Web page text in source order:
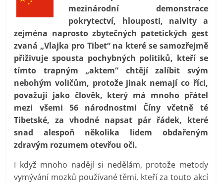
prospívá?
mezinárodní demonstrace
pokrytectví, hlouposti, naivity a
zejména naprosto zbytečných patetických gest
zvaná „Vlajka pro Tibet“ na které se samozřejmě
přiživuje spousta pochybných politiků, kteří se
tímto trapným „aktem“ chtějí zalíbit svým
nebohým voličům, protože jinak nemají co říci,
považuji jako člověk, který má mnoho přátel
mezi všemi 56 národnostmi Číny včetně té
Tibetské, za vhodné napsat pár řádek, které
snad alespoň několika lidem obdařeným
zdravým rozumem otevřou oči.
I když mnoho nadějí si nedělám, protože metody
vymývání mozků používané těmi, kteří za touto akcí